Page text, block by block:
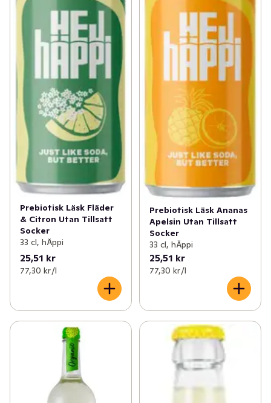
Prebiotisk Läsk Fläder
& Citron Utan Tillsatt
Socker
33 cl, hÄppi
25,51 kr
77,30 kr /l
Prebiotisk Läsk Ananas
Apelsin Utan Tillsatt
Socker
33 cl, hÄppi
25,51 kr
77,30 kr /l